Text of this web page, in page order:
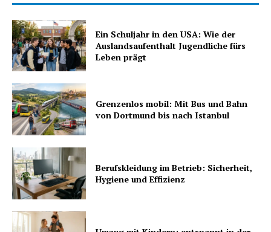
Ein Schuljahr in den USA: Wie der
Auslandsaufenthalt Jugendliche fürs
Leben prägt
Grenzenlos mobil: Mit Bus und Bahn
von Dortmund bis nach Istanbul
Berufskleidung im Betrieb: Sicherheit,
Hygiene und Effizienz